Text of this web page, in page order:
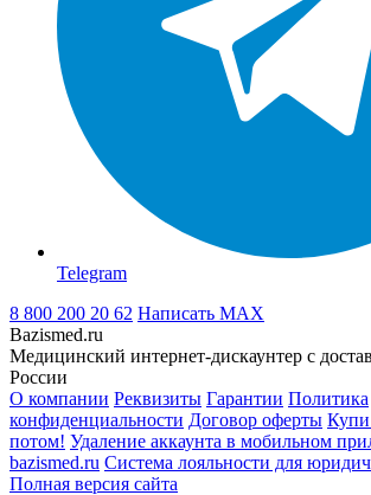
Telegram
8 800 200 20 62 Написать MAX
Bazismed.ru
Медицинский интернет-дискаунтер с
России
О компании Реквизиты Гарантии Политика
конфиденциальности Договор оферты Купи
потом! Удаление аккаунта в мобильном
bazismed.ru Система лояльности для
Полная версия сайта